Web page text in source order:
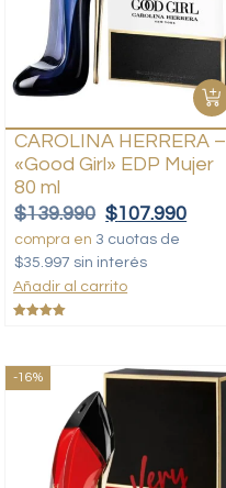
CAROLINA HERRERA –
«Good Girl» EDP Mujer
80 ml
$139.990 $107.990
compra en 3 cuotas de
$35.997 sin interés
Añadir al carrito
-16%